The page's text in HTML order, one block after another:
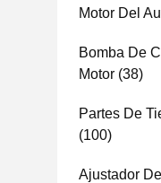
Motor Del
Bomba De
Motor (38)
Partes De
(100)
Ajustador